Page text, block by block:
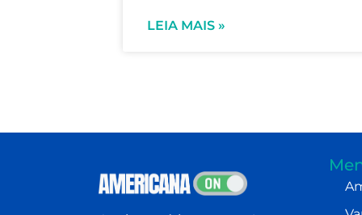
LEIA MAIS »